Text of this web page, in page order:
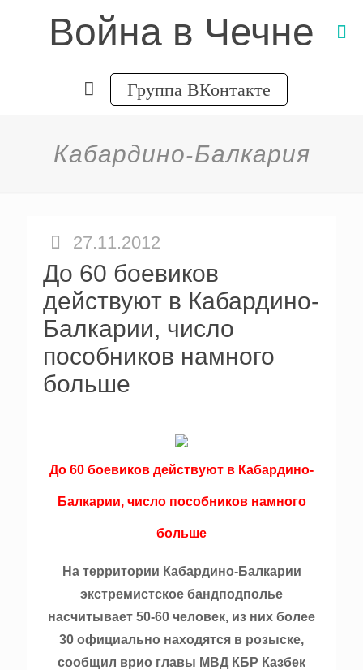
Война в Чечне
Группа ВКонтакте
Кабардино-Балкария
27.11.2012
До 60 боевиков
действуют в Кабардино-
Балкарии, число
пособников намного
больше
До 60 боевиков действуют в Кабардино-
Балкарии, число пособников намного
больше
На территории Кабардино-Балкарии
экстремистское бандподполье
насчитывает 50-60 человек, из них более
30 официально находятся в розыске,
сообщил врио главы МВД КБР Казбек